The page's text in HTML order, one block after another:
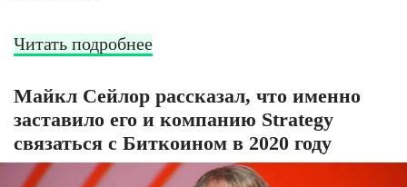
Читать подробнее
Майкл Сейлор рассказал, что именно
заставило его и компанию Strategy
связаться с Биткоином в 2020 году